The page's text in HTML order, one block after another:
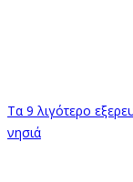
Τα 9 λιγότερο
νησιά